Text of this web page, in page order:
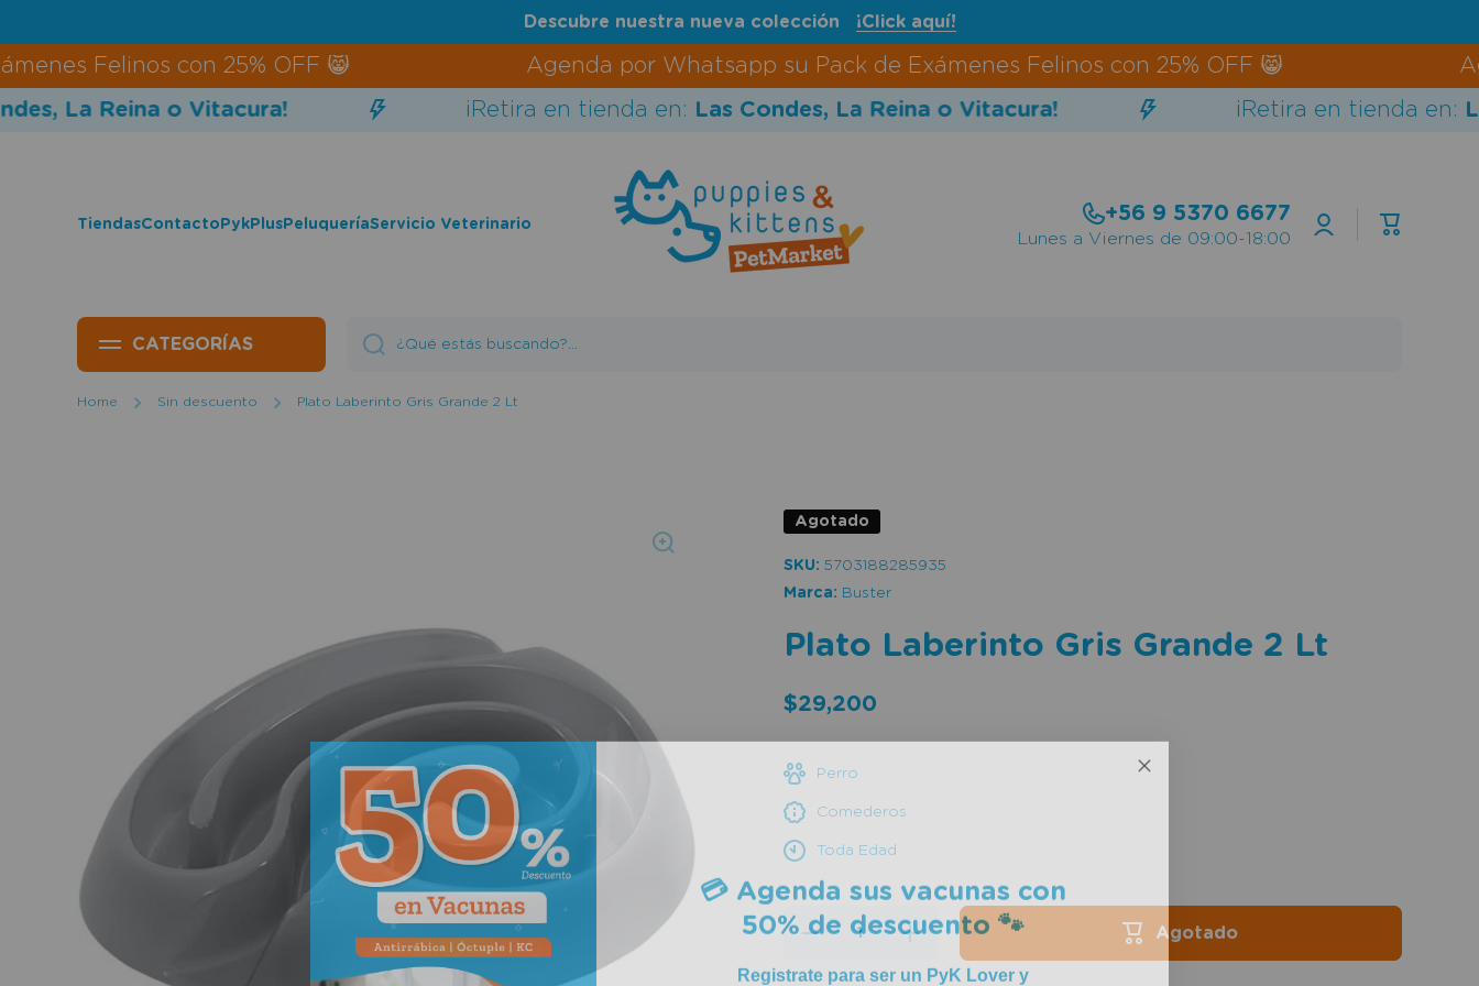
Descubre nuestra nueva colección ¡Click aquí!
Felinos con 25% OFF 😸 Agenda por Whatsapp su Pack de Exámenes Felinos con 25% OFF 😸
La Reina o Vitacura!
¡Retira en tienda en:Las Condes, La Reina o Vitacura! ¡Retira en tienda en:Las
TiendasContactoPykPlusPeluqueríaServicio Veterinario +56 9 5370 6677
Lunes a Viernes de 09:00-18:00
Iniciar
sesión
Carrito
CATEGORÍAS ¿Qué estás buscando?...
Home Sin descuento Plato Laberinto Gris Grande 2 Lt
Agotado
SKU: 5703188285935
Marca: Buster
Plato Laberinto Gris Grande 2 Lt
$29,200
Perro
Comederos
Toda Edad
Reducir
Plato
Aumentar
cantidad
Plato
Agotado
💳 Agenda sus vacunas con
50% de descuento 🐾
Registrate para ser un PyK Lover y
te regalamos 50% en sus vacunas 🧡